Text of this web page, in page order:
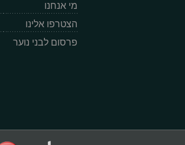
מי אנחנו
הצטרפו אלינו
פרסום לבני נוער